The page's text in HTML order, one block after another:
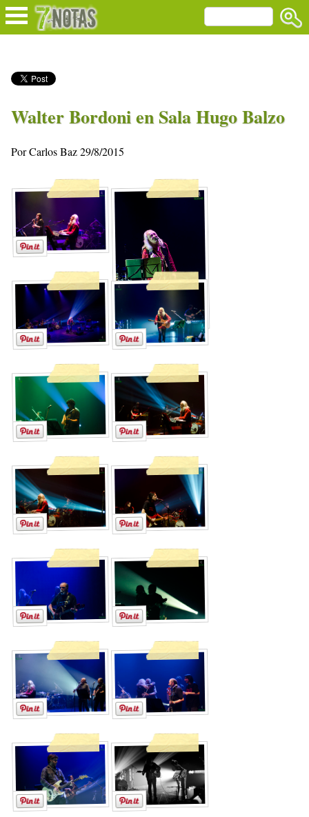
Walter Bordoni en Sala Hugo Balzo
Por Carlos Baz 29/8/2015